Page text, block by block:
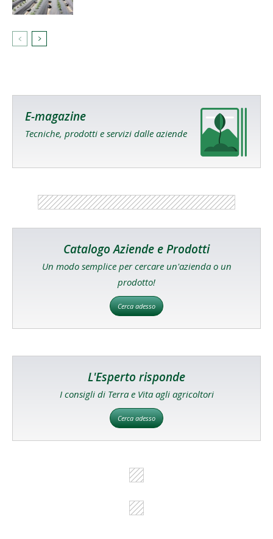
E-magazine
Tecniche, prodotti e servizi dalle aziende
Catalogo Aziende e Prodotti
Un modo semplice per cercare un'azienda o un
prodotto!
Cerca adesso
L'Esperto risponde
I consigli di Terra e Vita agli agricoltori
Cerca adesso